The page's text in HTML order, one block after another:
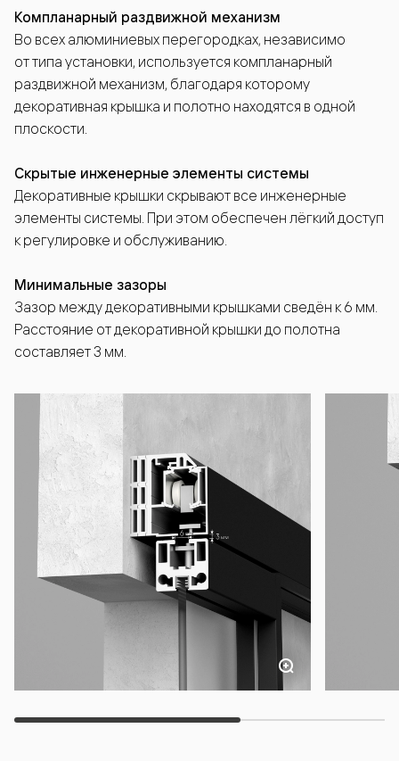
Компланарный раздвижной механизм
Во всех алюминиевых перегородках, независимо
от типа установки, используется компланарный
раздвижной механизм, благодаря которому
декоративная крышка и полотно находятся в одной
плоскости.
Скрытые инженерные элементы системы
Декоративные крышки скрывают все инженерные
элементы системы. При этом обеспечен лёгкий доступ
к регулировке и обслуживанию.
Минимальные зазоры
Зазор между декоративными крышками сведён к 6 мм.
Расстояние от декоративной крышки до полотна
составляет 3 мм.